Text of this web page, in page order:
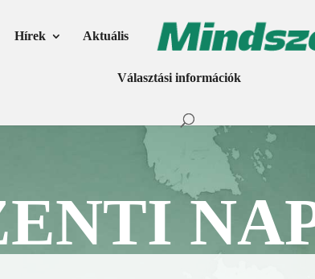
Hírek Aktuális
Választási információk